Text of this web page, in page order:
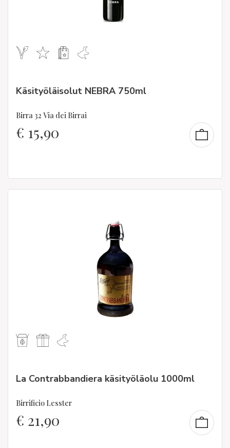
Käsityöläisolut NEBRA 750ml
Birra 32 Via dei Birrai
€ 15,90
La Contrabbandiera käsityöläolu 1000ml
Birrificio Lesster
€ 21,90